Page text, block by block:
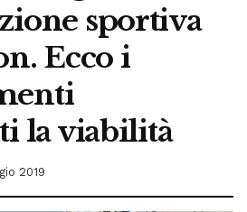
sportiva
Ecco i
la viabilità
2019